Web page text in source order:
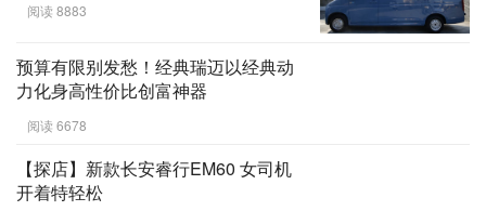
阅读 8883
预算有限别发愁！经典瑞迈以经典动
力化身高性价比创富神器
阅读 6678
【探店】新款长安睿行EM60 女司机
开着特轻松